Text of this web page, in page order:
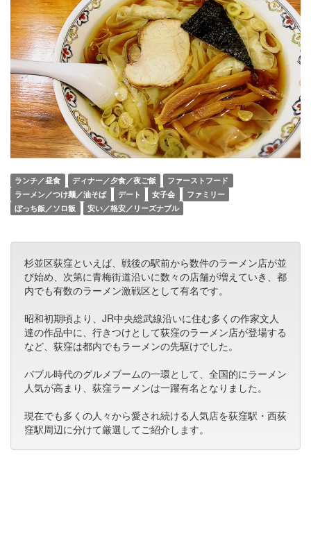
ランチ／昼食 ディナー／夕食／夜ご飯
ファーストフード
ラーメン／つけ麺／油そば
デート 女子会
ファミリー
ぼっち飯／ソロ飯
安い／格安／リーズナブル
杉並区荻窪といえば、戦後の駅前から数件のラーメン店が並
び始め、次第に青梅街道沿いに数々の店舗が増えていき、都
内でも有数のラーメン激戦区として有名です。
昭和初期頃より、JR中央総武線沿いに住む多くの作家文人
達の作品中に、行きつけとして荻窪のラーメン店が登場する
など、荻窪は都内でもラーメンの先駆けでした。
バブル時代のグルメブームの一環として、全国的にラーメン
人気が高まり、荻窪ラーメンは一躍有名となりました。
現在でも多くの人々から愛され続ける人気店を荻窪駅・西荻
窪駅周辺に分けて厳選してご紹介します。